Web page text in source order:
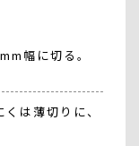
幅に切る。
は薄切りに、